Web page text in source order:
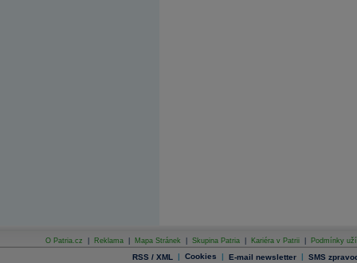
O Patria.cz Reklama Mapa Stránek Skupina Patria Kariéra v Patrii Podmínky
RSS / XML | Cookies | E-mail newsletter | SMS